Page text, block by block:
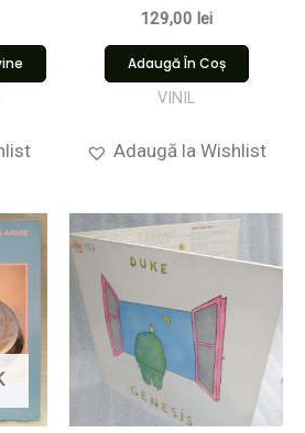
129,00 lei
Adaugă În Coș
VINIL
Adaugă la Wishlist